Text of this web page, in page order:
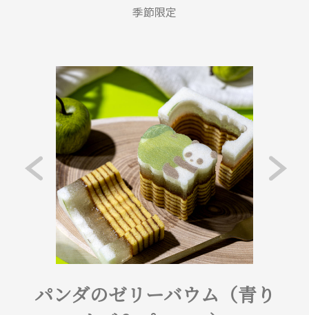
季節限定
パンダのゼリーバウム（青り